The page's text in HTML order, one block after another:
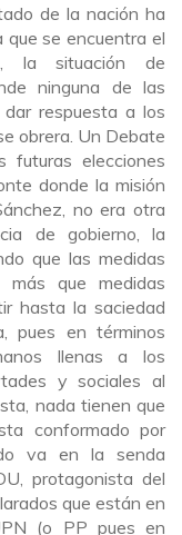
de la nación ha
que se encuentra el
la situación de
ninguna de las
respuesta a los
obrera. Un Debate
futuras elecciones
donde la misión
no era otra
de gobierno, la
que las medidas
que medidas
hasta la saciedad
pues en términos
llenas a los
y sociales al
nada tienen que
conformado por
va en la senda
protagonista del
que están en
(o PP pues en